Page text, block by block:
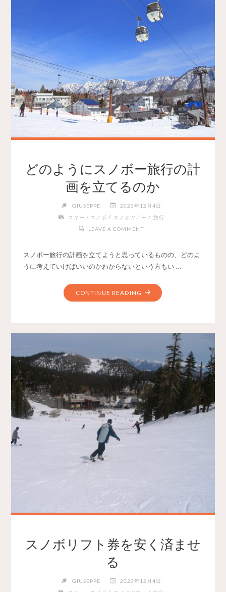
どのようにスノボー旅行の計
画を立てるのか
GIUSEPPE
2023年12月4日
スキー・スノボ / スノボツアー / 旅行
LEAVE A COMMENT
スノボー旅行の計画を立てようと思っているものの、どのよ
うに考えていけばいいのかわからないという方もい …
CONTINUE READING
スノボリフト券を安く済ませ
る
GIUSEPPE
2023年12月4日